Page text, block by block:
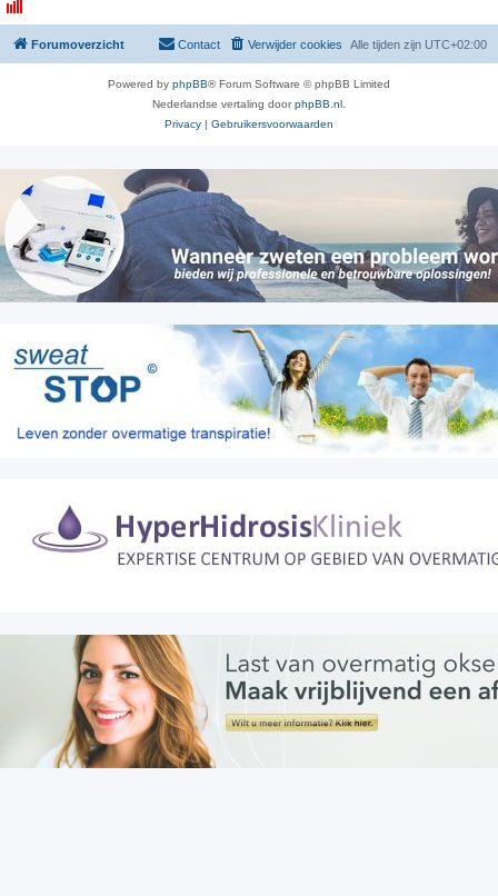
Forumoverzicht Alle tijden zijn UTC+02:00
Verwijder cookies
Contact
Powered by phpBB® Forum Software © phpBB Limited
Nederlandse vertaling doorphpBB.nl
Privacy | Gebruikersvoorwaarden